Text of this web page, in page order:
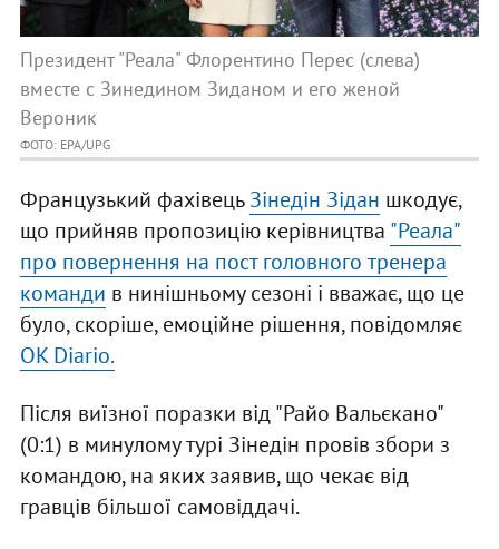
Президент "Реала" Флорентино Перес (слева)
вместе с Зинедином Зиданом и его женой
Вероник
ФОТО: EPA/UPG
Французький фахівецьЗінедін Зідан шкодує,
що прийняв пропозицію керівництва "Реала"
про повернення на пост головного тренера
команди в нинішньому сезоні і вважає, що це
було, скоріше, емоційне рішення, повідомляє
OK Diario.
Після виїзної поразки від "Райо Вальєкано"
(0:1) в минулому турі Зінедін провів збори з
командою, на яких заявив, що чекає від
гравців більшої самовіддачі.